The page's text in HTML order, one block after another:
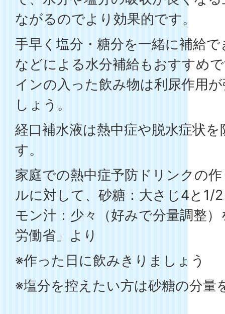
ながるのでより効果的です。
手早く塩分・糖分を一緒に補給
などによる水分補給もおすすめ
インの入った飲み物は利尿作用
しょう。
経口補水液は熱中症や脱水症状
す。
家庭での熱中症予防ドリンクの
ルに対して、砂糖：大さじ4と1/
モン汁：少々（好みで分量調整
労働省」より
※作った日に飲みきりましょう
※塩分を控えたい方は砂糖の分量